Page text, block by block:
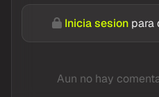
Inicia sesion para
Aun no hay